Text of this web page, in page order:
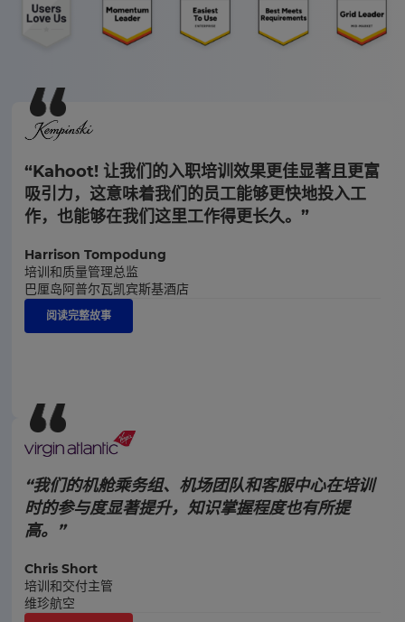
“Kahoot! 让我们的入职培训效果更佳显著且更富
吸引力，这意味着我们的员工能够更快地投入工
作，也能够在我们这里工作得更长久。”
Harrison Tompodung
培训和质量管理总监
巴厘岛阿普尔瓦凯宾斯基酒店
阅读完整故事
“我们的机舱乘务组、机场团队和客服中心在培训
时的参与度显著提升，知识掌握程度也有所提
高。”
Chris Short
培训和交付主管
维珍航空